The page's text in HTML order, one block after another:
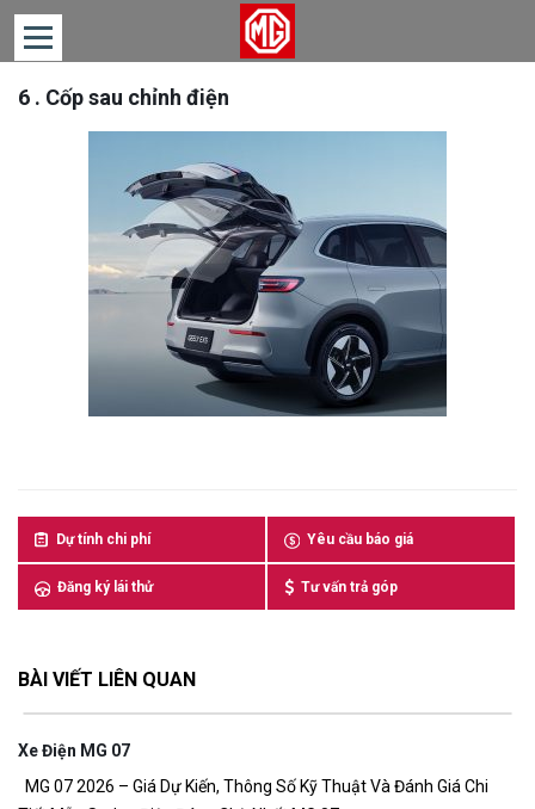
TRANG
6 . Cốp sau chỉnh điện
Dự tính chi phí Yêu cầu báo giá
Đăng ký lái thử Tư vấn trả góp
BÀI VIẾT LIÊN QUAN
Xe Điện MG 07
MG 07 2026 – Giá Dự Kiến, Thông Số Kỹ Thuật Và Đánh Giá Chi